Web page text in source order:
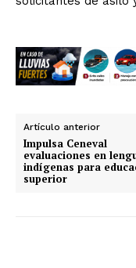
Artículo anterior
Impulsa Ceneval
evaluaciones en
indígenas para
superior